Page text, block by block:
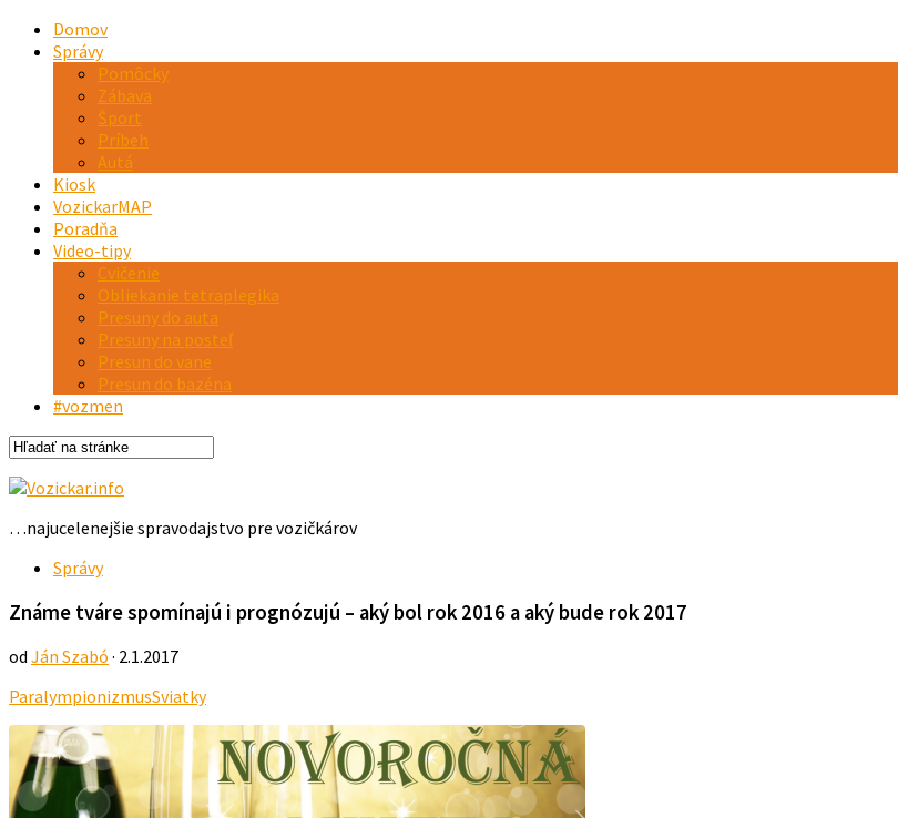
Domov
Správy
Pomôcky
Zábava
Šport
Príbeh
Autá
Kiosk
VozickarMAP
Poradňa
Video-tipy
Cvičenie
Obliekanie tetraplegika
Presuny do auta
Presuny na posteľ
Presun do vane
Presun do bazéna
#vozmen
…najucelenejšie spravodajstvo pre vozičkárov
Správy
Známe tváre spomínajú i prognózujú – aký bol rok 2016 a aký bude rok 2017
od Ján Szabó · 2.1.2017
ParalympionizmusSviatky